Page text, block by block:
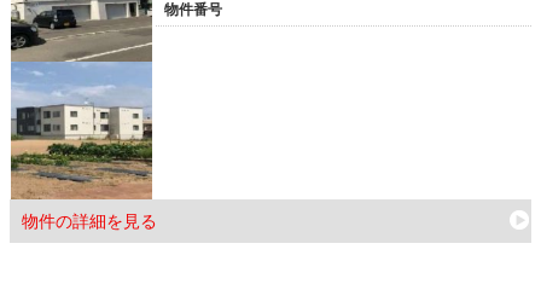
物件の詳細を見る
物件番号